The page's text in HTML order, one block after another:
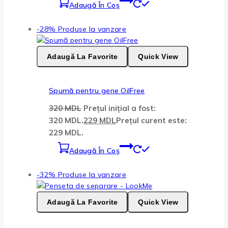
Adaugă În Coș
-28% Produse la vanzare
Adaugă La Favorite Quick View
Spumă pentru gene OilFree
320MDL Prețul inițial a fost:
320 MDL.229 MDLPrețul curent este:
229 MDL.
Adaugă În Coș
-32% Produse la vanzare
Adaugă La Favorite Quick View